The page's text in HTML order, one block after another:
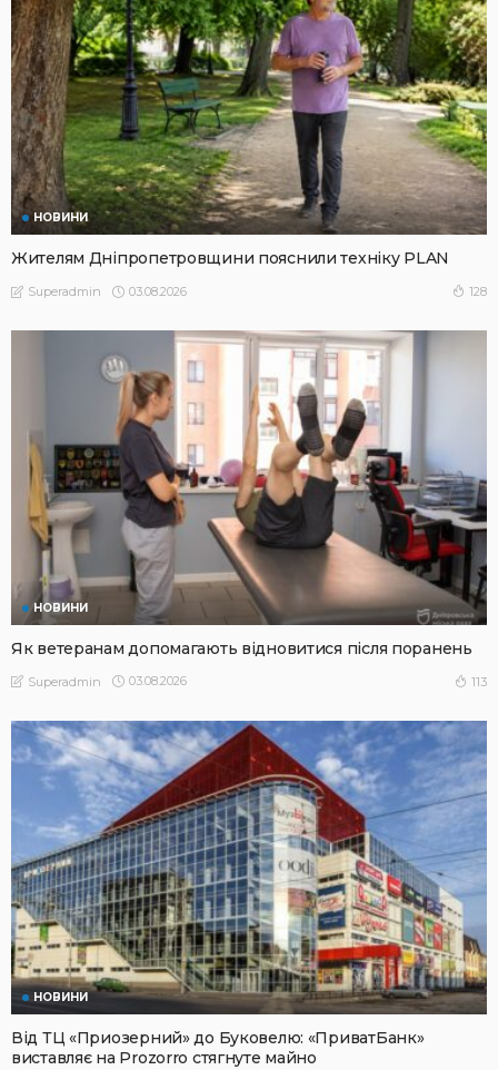
НОВИНИ
Жителям Дніпропетровщини пояснили техніку PLAN
Superadmin 03.08.2026 128
НОВИНИ
Як ветеранам допомагають відновитися після поранень
Superadmin 03.08.2026 113
НОВИНИ
Від ТЦ «Приозерний» до Буковелю: «ПриватБанк»
виставляє на Prozorro стягнуте майно